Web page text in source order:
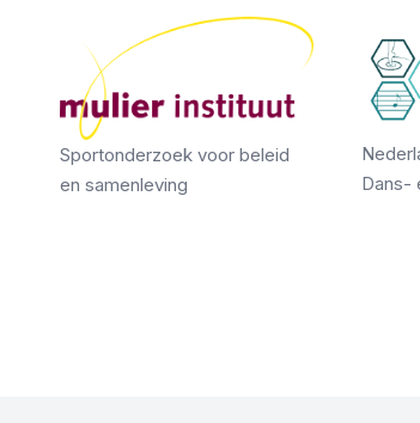
Sportonderzoek voor beleid
en samenleving
Dans-